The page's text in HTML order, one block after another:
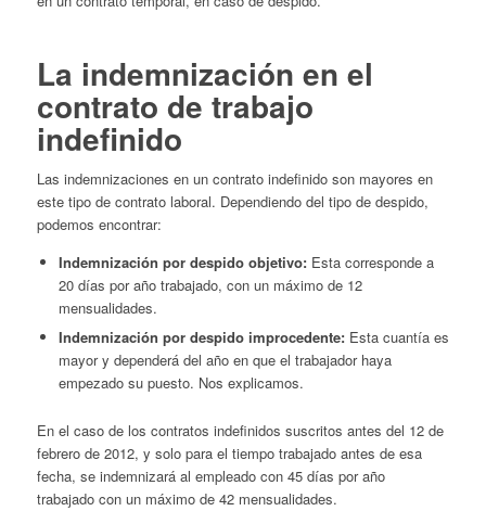
La indemnización en el
contrato de trabajo
indefinido
Las indemnizaciones en un contrato indefinido son mayores en
este tipo de contrato laboral. Dependiendo del tipo de despido,
podemos encontrar:
Indemnización por despido objetivo: Esta corresponde a
20 días por año trabajado, con un máximo de 12
mensualidades.
Indemnización por despido improcedente:Esta cuantía es
mayor y dependerá del año en que el trabajador haya
empezado su puesto. Nos explicamos.
En el caso de los contratos indefinidos suscritos antes del 12 de
febrero de 2012, y solo para el tiempo trabajado antes de esa
fecha, se indemnizará al empleado con 45 días por año
trabajado con un máximo de 42 mensualidades.